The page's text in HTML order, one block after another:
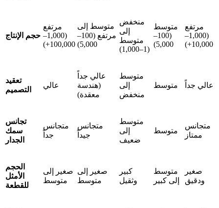
حجم الإنتاج
مرتفع
(1,000–
100,000+)
متوسط إلى
مرتفع (100–
5,000)
منخفض
إلى
متوسط
(1–1,000)
متوسط
(100–
5,000)
مرتفع
(1,000–
10,000+)
تعقيد
التصميم
عالي
عالي جداً
(هندسة
معقدة)
متوسط
إلى
منخفض
متوسط عالي جداً
تجانس
سمك
الجدار
متجانس
جداً
متجانس
جيداً
متوسط
إلى
ضعيف
متوسط
متجانس
ممتاز
الحجم
الأمثل
للقطعة
صغير إلى
متوسط
صغير إلى
متوسط
كبير
وثقيل
متوسط
إلى كبير
صغير
ودقيق